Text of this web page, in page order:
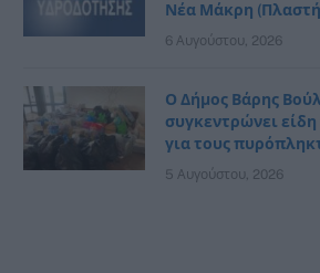
Νέα Μάκρη
6 Αυγούστου, 2026
Ο Δήμος Βάρης
συγκεντρώνει
για τους
5 Αυγούστου, 2026